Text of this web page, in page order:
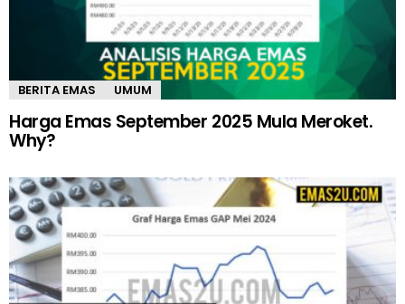
BERITA EMAS UMUM
Harga Emas September 2025 Mula Meroket.
Why?